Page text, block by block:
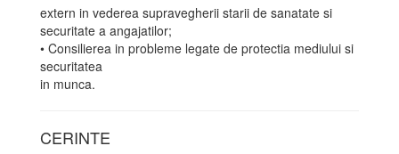
extern in vederea supravegherii starii de sanatate si
securitate a angajatilor;
• Consilierea in probleme legate de protectia mediului si
securitatea
in munca.
CERINTE